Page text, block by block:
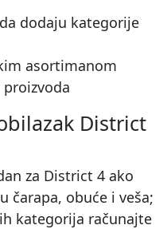
dodaju kategorije
asortimanom
District
za District 4 ako
čarapa, obuće i veša;
kategorija računajte